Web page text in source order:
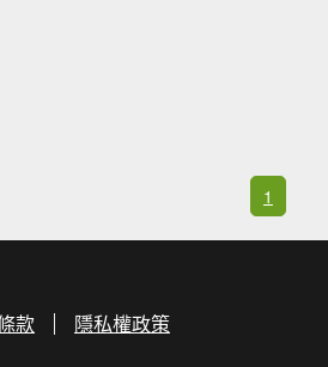
1
款 隱私權政策